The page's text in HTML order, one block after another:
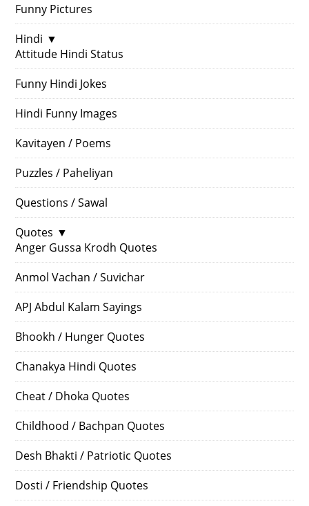
Funny Pictures
Hindi ▼
Attitude Hindi Status
Funny Hindi Jokes
Hindi Funny Images
Kavitayen / Poems
Puzzles / Paheliyan
Questions / Sawal
Quotes ▼
Anger Gussa Krodh Quotes
Anmol Vachan / Suvichar
APJ Abdul Kalam Sayings
Bhookh / Hunger Quotes
Chanakya Hindi Quotes
Cheat / Dhoka Quotes
Childhood / Bachpan Quotes
Desh Bhakti / Patriotic Quotes
Dosti / Friendship Quotes